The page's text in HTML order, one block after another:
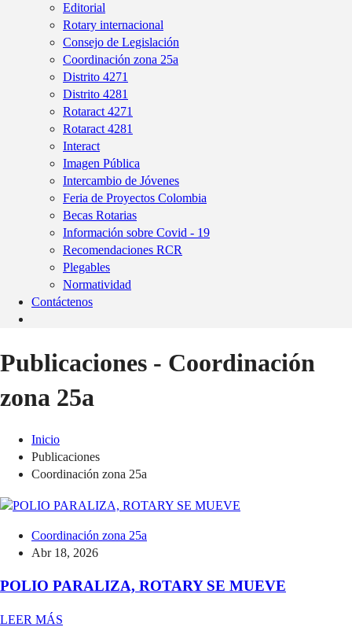
Editorial
Rotary internacional
Consejo de Legislación
Coordinación zona 25a
Distrito 4271
Distrito 4281
Rotaract 4271
Rotaract 4281
Interact
Imagen Pública
Intercambio de Jóvenes
Feria de Proyectos Colombia
Becas Rotarias
Información sobre Covid - 19
Recomendaciones RCR
Plegables
Normatividad
Contáctenos
Publicaciones - Coordinación
zona 25a
Inicio
Publicaciones
Coordinación zona 25a
Coordinación zona 25a
Abr 18, 2026
POLIO PARALIZA, ROTARY SE MUEVE
LEER MÁS